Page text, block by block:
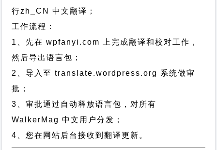
行zh_CN
中文翻译；
工作流程：
1、先在 wpfanyi.com 上完成翻译和校对工作，
然后导出语言包；
2、导入至 translate.wordpress.org 系统做审
批；
3、审批通过自动释放语言包，对所有
WalkerMag 中文用户分发；
4、您在网站后台接收到翻译更新。